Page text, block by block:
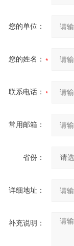
您的单位：
您的姓名：
联系电话：
常用邮箱：
省份：
详细地址：
补充说明：